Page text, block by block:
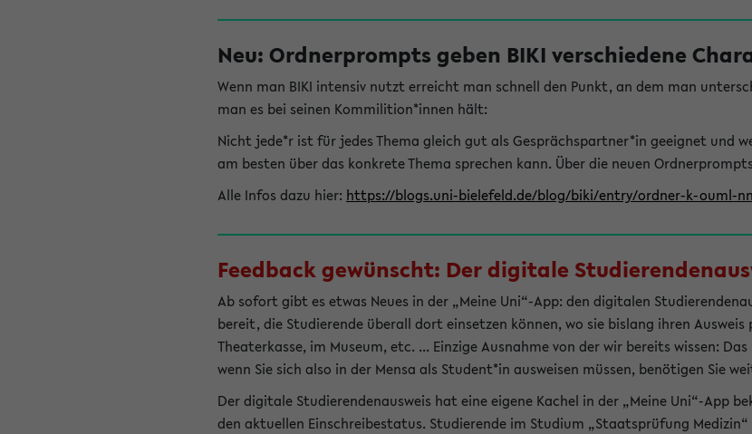
Neu: Ordnerprompts geben BIKI verschiedene
Wenn man BIKI intensiv nutzt erreicht man schnell den Punkt, an dem man
man es bei seinen Kommilition*innen hält:
Nicht jede*r ist für jedes Thema gleich gut als Gesprächspartner*in geeignet und
am besten über das konkrete Thema sprechen kann. Über die neuen
Alle Infos dazu hier: https://blogs.uni-bielefeld.de/blog/biki/entry/ordner-k-ouml-
Feedback gewünscht: Der digitale
Ab sofort gibt es etwas Neues in der „Meine Uni“-App: den digitalen
bereit, die Studierende überall dort einsetzen können, wo sie bislang ihren
Theaterkasse, im Museum, etc. ... Einzige Ausnahme von der wir bereits wissen:
wenn Sie sich also in der Mensa als Student*in ausweisen müssen, benötigen Sie
Der digitale Studierendenausweis hat eine eigene Kachel in der „Meine Uni“-App
den aktuellen Einschreibestatus. Studierende im Studium „Staatsprüfung